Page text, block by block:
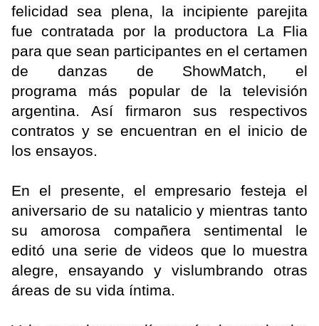
felicidad sea plena, la incipiente parejita
fue contratada por la productora La Flia
para que sean participantes en el certamen
de danzas de ShowMatch, el
programa más popular de la televisión
argentina. Así firmaron sus respectivos
contratos y se encuentran en el inicio de
los ensayos.
En el presente, el empresario festeja el
aniversario de su natalicio y mientras tanto
su amorosa compañera sentimental le
editó una serie de videos que lo muestra
alegre, ensayando y vislumbrando otras
áreas de su vida íntima.